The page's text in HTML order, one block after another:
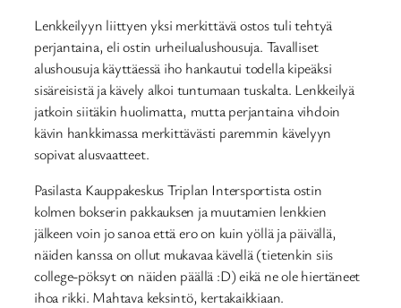
Lenkkeilyyn liittyen yksi merkittävä ostos tuli tehtyä
perjantaina, eli ostin urheilualushousuja. Tavalliset
alushousuja käyttäessä iho hankautui todella kipeäksi
sisäreisistä ja kävely alkoi tuntumaan tuskalta. Lenkkeilyä
jatkoin siitäkin huolimatta, mutta perjantaina vihdoin
kävin hankkimassa merkittävästi paremmin kävelyyn
sopivat alusvaatteet.
Pasilasta Kauppakeskus Triplan Intersportista ostin
kolmen bokserin pakkauksen ja muutamien lenkkien
jälkeen voin jo sanoa että ero on kuin yöllä ja päivällä,
näiden kanssa on ollut mukavaa kävellä (tietenkin siis
college-pöksyt on näiden päällä :D) eikä ne ole hiertäneet
ihoa rikki. Mahtava keksintö, kertakaikkiaan.